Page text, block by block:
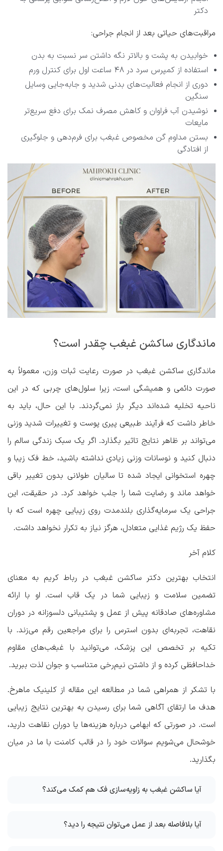
دکتر
مراقبت‌های حیاتی بعد از انجام جراحی:
خوابیدن به پشت و بالاتر نگه داشتن سر نسبت به بدن
استفاده از کمپرس سرد در ۴۸ ساعت اول برای کنترل ورم
دوری از انجام فعالیت‌های بدنی شدید و جابه‌جایی وسایل
سنگین
نوشیدن آب فراوان و کاهش مصرف نمک برای دفع سریع‌تر
مایعات
بستن مداوم گن مخصوص غبغب برای فرم‌دهی و جلوگیری
از افتادگی
ماندگاری ساکشن غبغب چقدر است؟
ماندگاری ساکشن غبغب در صورت رعایت ثبات وزن، معمولاً به
صورت دائمی و همیشگی است، زیرا سلول‌های چربی که در این
ناحیه تخلیه شده‌اند دیگر باز نمی‌گردند. با این حال، باید به
خاطر داشت که فرآیند طبیعی پیری پوست و تغییرات شدید وزنی
می‌تواند بر ظاهر نتایج تاثیر بگذارد. اگر یک سبک زندگی سالم را
دنبال کنید و نوسانات وزنی زیادی نداشته باشید، خط فک زیبا و
چهره استخوانی ایجاد شده تا سالیان طولانی بدون تغییر باقی
خواهد ماند و رضایت شما را جلب خواهد کرد. در حقیقت، این
جراحی یک سرمایه‌گذاری بلندمدت روی زیبایی چهره است که با
حفظ یک رژیم غذایی متعادل، هرگز نیاز به تکرار نخواهد داشت.
کلام آخر
انتخاب بهترین دکتر ساکشن غبغب در رباط کریم به معنای
تضمین سلامت و زیبایی شما در یک قاب است. او با ارائه
مشاوره‌های صادقانه پیش از عمل و پشتیبانی دلسوزانه در دوران
نقاهت، تجربه‌ای بدون استرس را برای مراجعین رقم می‌زند. با
تکیه بر تخصص این پزشک، می‌توانید با غبغب‌های مقاوم
خداحافظی کرده و از داشتن نیم‌رخی متناسب و جوان لذت ببرید.
با تشکر از همراهی شما در مطالعه این مقاله ازکلینیک ماهرخ.
هدف ما ارتقای آگاهی شما برای رسیدن به بهترین نتایج زیبایی
است. در صورتی که ابهامی درباره هزینه‌ها یا دوران نقاهت دارید،
خوشحال می‌شویم سوالات خود را در قالب کامنت با ما در میان
بگذارید.
آیا ساکشن غبغب به زاویه‌سازی فک هم کمک می‌کند؟
آیا بلافاصله بعد از عمل می‌توان نتیجه را دید؟